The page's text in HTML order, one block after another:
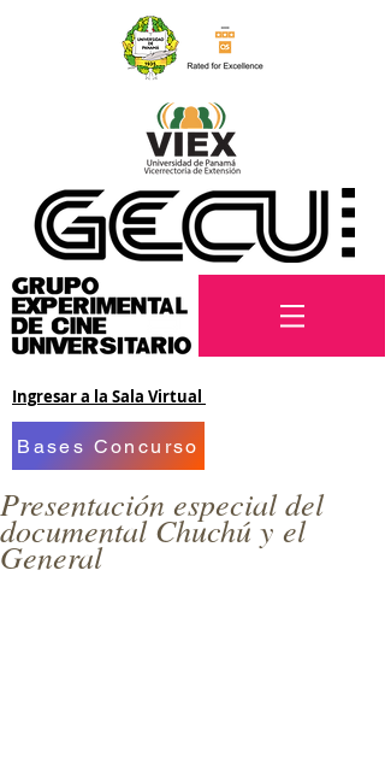
Ingresar a la Sala Virtual
Bases Concurso
Presentación especial del
documental Chuchú y el
General